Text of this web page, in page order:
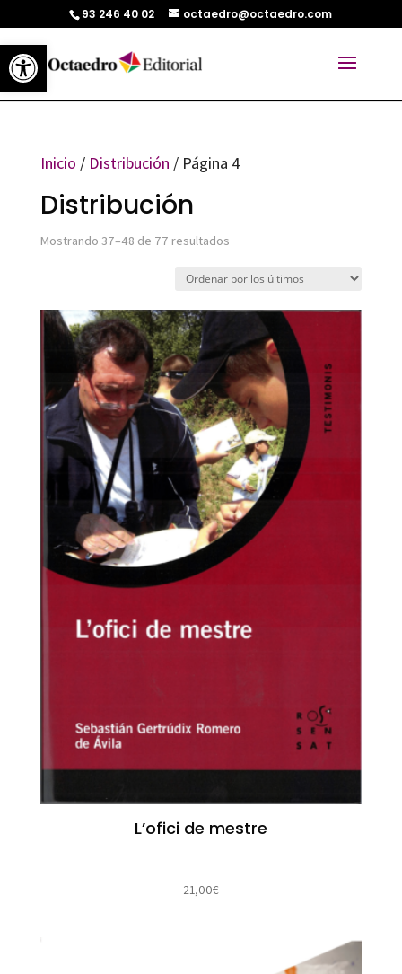
Abrir barra de herramientas
93 246 40 02 octaedro@octaedro.com
Inicio / Distribución / Página 4
Distribución
Mostrando 37–48 de 77 resultadosOrdenado
L’ofici de mestre
21,00€